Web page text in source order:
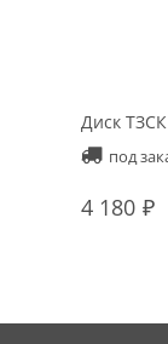
Диск
под
4 180